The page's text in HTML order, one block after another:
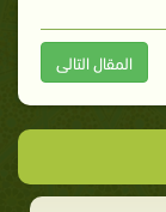
المقال التالى